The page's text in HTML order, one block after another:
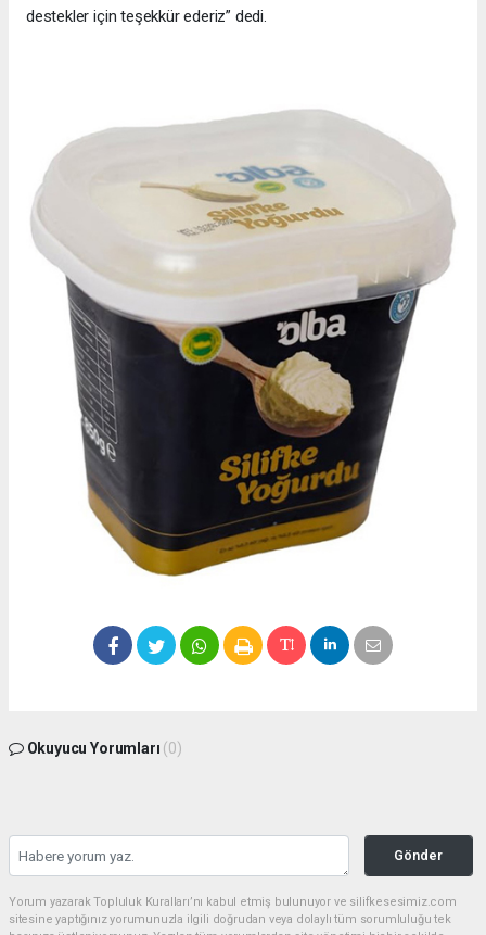
destekler için teşekkür ederiz” dedi.
Okuyucu Yorumları (0)
Gönder
Yorum yazarak Topluluk Kuralları’nı kabul etmiş bulunuyor ve silifkesesimiz.com
sitesine yaptığınız yorumunuzla ilgili doğrudan veya dolaylı tüm sorumluluğu tek